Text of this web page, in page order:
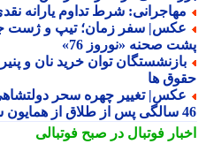
شرط تداوم یارانه نقدی
سفر زمان؛ تیپ و ژست جالب
صحنه «نوروز 76»
توان خرید نان و پنیر
ها
فوتبال در صبح فوتبالی